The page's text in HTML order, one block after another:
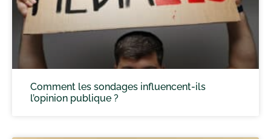
Comment les sondages influencent-ils
l’opinion publique ?